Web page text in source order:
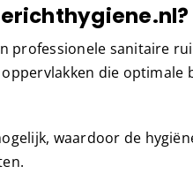
professionele sanitaire
die optimale
waardoor de